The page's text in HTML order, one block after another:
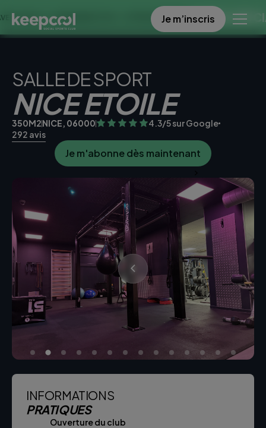
4 SEMAINES À 0€ << OFFRE LIMITÉE ☀️ OFFRE SPECIALE
Je m’inscris
SALLE DE SPORT
NICE ETOILE
350M2NICE, 06000
4.3/5 sur Google
292 avis
Je m'abonne dès maintenant
INFORMATIONS
PRATIQUES
Ouverture du club